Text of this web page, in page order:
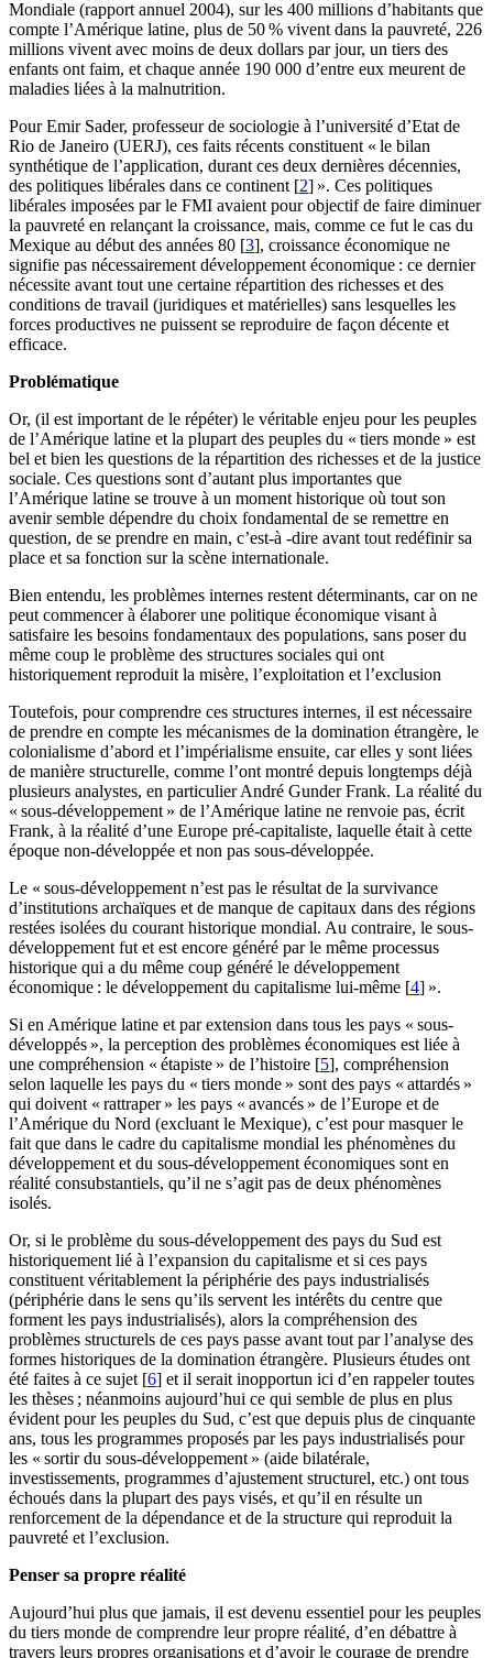
Mondiale (rapport annuel 2004), sur les 400 millions d’habitants que
compte l’Amérique latine, plus de 50 % vivent dans la pauvreté, 226
millions vivent avec moins de deux dollars par jour, un tiers des
enfants ont faim, et chaque année 190 000 d’entre eux meurent de
maladies liées à la malnutrition.
Pour Emir Sader, professeur de sociologie à l’université d’Etat de
Rio de Janeiro (UERJ), ces faits récents constituent « le bilan
synthétique de l’application, durant ces deux dernières décennies,
des politiques libérales dans ce continent [2] ». Ces politiques
libérales imposées par le FMI avaient pour objectif de faire diminuer
la pauvreté en relançant la croissance, mais, comme ce fut le cas du
Mexique au début des années 80 [3], croissance économique ne
signifie pas nécessairement développement économique : ce dernier
nécessite avant tout une certaine répartition des richesses et des
conditions de travail (juridiques et matérielles) sans lesquelles les
forces productives ne puissent se reproduire de façon décente et
efficace.
Problématique
Or, (il est important de le répéter) le véritable enjeu pour les peuples
de l’Amérique latine et la plupart des peuples du « tiers monde » est
bel et bien les questions de la répartition des richesses et de la justice
sociale. Ces questions sont d’autant plus importantes que
l’Amérique latine se trouve à un moment historique où tout son
avenir semble dépendre du choix fondamental de se remettre en
question, de se prendre en main, c’est-à -dire avant tout redéfinir sa
place et sa fonction sur la scène internationale.
Bien entendu, les problèmes internes restent déterminants, car on ne
peut commencer à élaborer une politique économique visant à
satisfaire les besoins fondamentaux des populations, sans poser du
même coup le problème des structures sociales qui ont
historiquement reproduit la misère, l’exploitation et l’exclusion
Toutefois, pour comprendre ces structures internes, il est nécessaire
de prendre en compte les mécanismes de la domination étrangère, le
colonialisme d’abord et l’impérialisme ensuite, car elles y sont liées
de manière structurelle, comme l’ont montré depuis longtemps déjà
plusieurs analystes, en particulier André Gunder Frank. La réalité du
« sous-développement » de l’Amérique latine ne renvoie pas, écrit
Frank, à la réalité d’une Europe pré-capitaliste, laquelle était à cette
époque non-développée et non pas sous-développée.
Le « sous-développement n’est pas le résultat de la survivance
d’institutions archaïques et de manque de capitaux dans des régions
restées isolées du courant historique mondial. Au contraire, le sous-
développement fut et est encore généré par le même processus
historique qui a du même coup généré le développement
économique : le développement du capitalisme lui-même [4] ».
Si en Amérique latine et par extension dans tous les pays « sous-
développés », la perception des problèmes économiques est liée à
une compréhension « étapiste » de l’histoire [5], compréhension
selon laquelle les pays du « tiers monde » sont des pays « attardés »
qui doivent « rattraper » les pays « avancés » de l’Europe et de
l’Amérique du Nord (excluant le Mexique), c’est pour masquer le
fait que dans le cadre du capitalisme mondial les phénomènes du
développement et du sous-développement économiques sont en
réalité consubstantiels, qu’il ne s’agit pas de deux phénomènes
isolés.
Or, si le problème du sous-développement des pays du Sud est
historiquement lié à l’expansion du capitalisme et si ces pays
constituent véritablement la périphérie des pays industrialisés
(périphérie dans le sens qu’ils servent les intérêts du centre que
forment les pays industrialisés), alors la compréhension des
problèmes structurels de ces pays passe avant tout par l’analyse des
formes historiques de la domination étrangère. Plusieurs études ont
été faites à ce sujet [6] et il serait inopportun ici d’en rappeler toutes
les thèses ; néanmoins aujourd’hui ce qui semble de plus en plus
évident pour les peuples du Sud, c’est que depuis plus de cinquante
ans, tous les programmes proposés par les pays industrialisés pour
les « sortir du sous-développement » (aide bilatérale,
investissements, programmes d’ajustement structurel, etc.) ont tous
échoués dans la plupart des pays visés, et qu’il en résulte un
renforcement de la dépendance et de la structure qui reproduit la
pauvreté et l’exclusion.
Penser sa propre réalité
Aujourd’hui plus que jamais, il est devenu essentiel pour les peuples
du tiers monde de comprendre leur propre réalité, d’en débattre à
travers leurs propres organisations et d’avoir le courage de prendre